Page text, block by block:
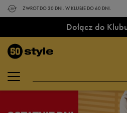
ZWROT DO 30 DNI. W KLUBIE DO 60 DNI.
Dołącz do